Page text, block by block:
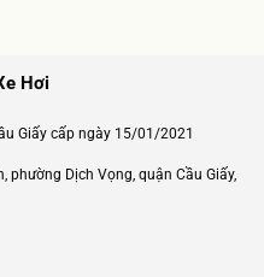
Hơi
Giấy cấp ngày 15/01/2021
phường Dịch Vọng, quận Cầu Giấy,